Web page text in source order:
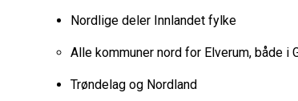
Nordlige deler Innlandet fylke
Alle kommuner nord for Elverum, både i
Trøndelag og Nordland